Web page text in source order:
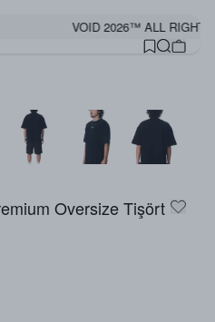
VOID 2026™ ALL RIGHTS
Oversize Tişört